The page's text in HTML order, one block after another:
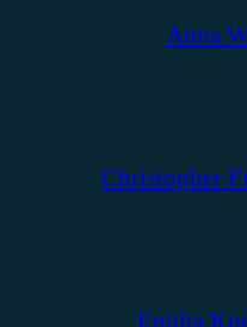
Anna
Christopher
Emilia